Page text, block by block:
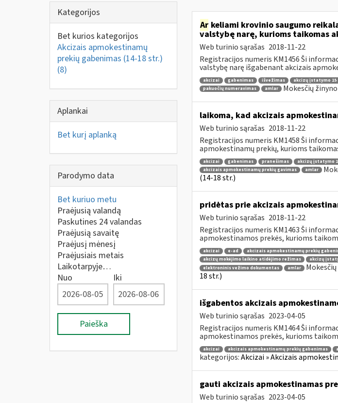
Kategorijos
Bet kurios kategorijos
Akcizais apmokestinamų
prekių gabenimas (14-18 str.)
(8)
Aplankai
Bet kurį aplanką
Parodymo data
Bet kuriuo metu
Praėjusią valandą
Paskutines 24 valandas
Praėjusią savaitę
Praėjusį mėnesį
Praėjusiais metais
Laikotarpyje…
Nuo
Iki
Paieška
Arkeliami krovinio saugumo
valstybę narę, kurioms taikomas
Web turinio sąrašas 2018-11-22
Registracijos numeris KM1456 Ši
valstybę narę išgabenant akcizais
akcizai gabenimas išvežimas akcizų įstatymo 15
pakuočių numeravimas
amlar Mokesčių
laikoma, kad akcizais
Web turinio sąrašas 2018-11-22
Registracijos numeris KM1458 Ši
apmokestinamų prekių, kurioms
akcizai gabenimas pranešimas akcizų įstatymo
akcizais apmokestinamų prekių gavimas
amlar
(14-18 str.)
pridėtas prie akcizais
Web turinio sąrašas 2018-11-22
Registracijos numeris KM1463 Ši
apmokestinamos prekės, kurioms
akcizai e-ad akcizais apmokestinamų prekių
akcizų mokėjimo laikino atidėjimo režimas
akcizų
elektroninis vežimo dokumentas
amlar
18 str.)
išgabentos akcizais
Web turinio sąrašas 2023-04-05
Registracijos numeris KM1464 Ši
apmokestinamos prekės, kurioms
akcizai akcizais apmokestinamų prekių gabenimas
kategorijos:Akcizai » Akcizais
gauti akcizais apmokestinamas
Web turinio sąrašas 2023-04-05